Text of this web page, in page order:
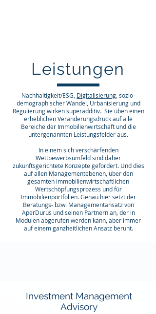
Leistungen
Nachhaltigkeit/ESG, Digitalisierung , sozio-
demographischer Wandel, Urbanisierung und
Regulierung wirken superadditiv. Sie üben einen
erheblichen Veränderungsdruck auf alle
Bereiche der Immobilienwirtschaft und die
untergenannten Leistungsfelder aus.
In einem sich verschärfenden
Wettbewerbsumfeld sind daher
zukunftsgerichtete Konzepte gefordert. Und dies
auf allen Managementebenen, über den
gesamten immobilienwirtschaftlichen
Wertschöpfungsprozess und für
Immobilienportfolien. Genau hier setzt der
Beratungs- bzw. Managementansatz von
AperDurus und seinen Partnern an, der in
Modulen abgerufen werden kann, aber immer
auf einem ganzheitlichen Ansatz beruht.
Investment Management
Advisory